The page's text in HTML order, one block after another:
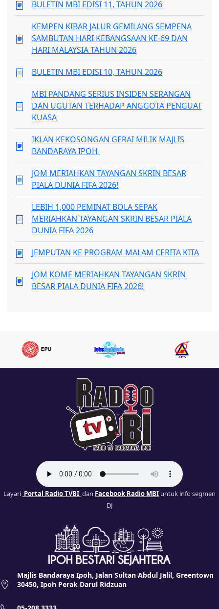
BULETIN MBI EDISI 11, TAHUN 2026
KEMPEN KIBAR JALUR GEMILANG SEMPENA
SAMBUTAN HARI KEBANGSAAN KE-69 DAN
HARI MALAYSIA TAHUN 2026
BULETIN MBI EDISI 10, TAHUN 2026
MBI PANDANG SERIUS INSIDEN SERANGAN
DAN UGUTAN TERHADAP ANGGOTA PENGUAT
KUASA
IKLAN KEKOSONGAN GERAI MILIK MAJLIS
BANDARAYA IPOH
JOM MERIAHKAN TAYANGAN SKRIN BESAR
PIALA DUNIA FIFA 2026!
LEBIH 1,000 PEMINAT BOLA SEPAK
MERIAHKAN TAYANGAN SKRIN BESAR PIALA
DUNIA FIFA 2026
JEMPUTAN KE PROGRAM MALAM CERITA KITA
JOM KOME MERIAHKAN TAYANGAN SKRIN
BESAR PIALA DUNIA FIFA 2026!
Layari Portal Radio TVBI dan Facebook Radio MBI untuk info segmen
DJ
Majlis Bandaraya Ipoh, Jalan Sultan Abdul Jalil, Greentown
30450, Ipoh Perak Darul Ridzuan